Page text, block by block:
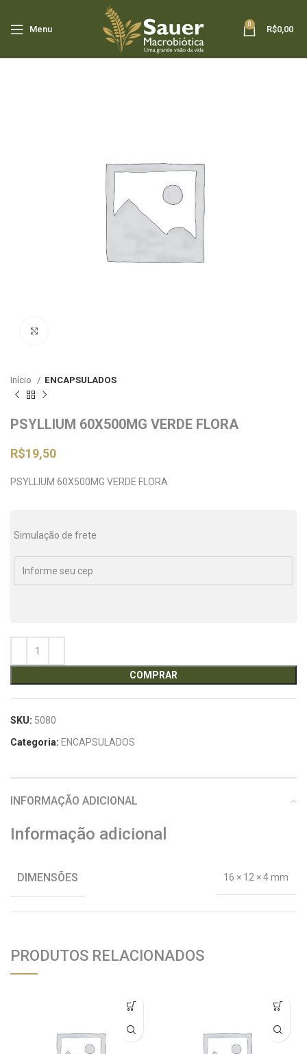
Menu
0
R$0,00
Início ENCAPSULADOS
PSYLLIUM 60X500MG VERDE FLORA
R$19,50
PSYLLIUM 60X500MG VERDE FLORA
Simulação de frete
COMPRAR
SKU: 5080
Categoria: ENCAPSULADOS
INFORMAÇÃO ADICIONAL
Informação adicional
DIMENSÕES 16 × 12 × 4 mm
PRODUTOS RELACIONADOS